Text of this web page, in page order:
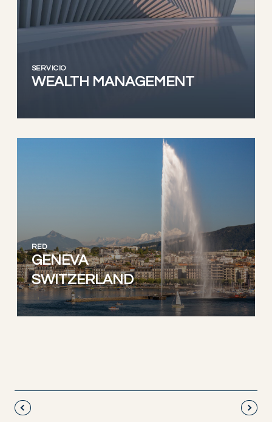
SERVICIO
WEALTH MANAGEMENT
RED
GENEVA
SWITZERLAND